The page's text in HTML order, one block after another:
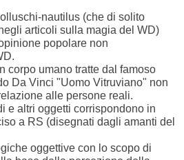
nautilus (che di solito
articoli sulla magia del WD)
popolare non
corpo umano tratte dal famoso
Da Vinci "Uomo Vitruviano" non
alle persone reali.
e altri oggetti corrispondono in
a RS (disegnati dagli amanti del
oggettive con lo scopo di